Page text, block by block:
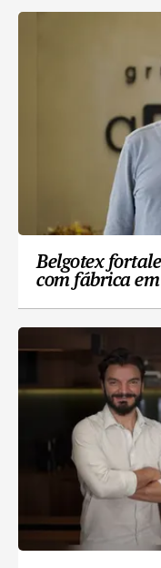
Belgotex
com fábrica